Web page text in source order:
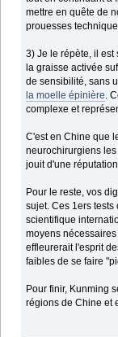
mettre en quête de
prouesses
3) Je le répète, il
la graisse activée
de sensibilité, sans
la moelle épinière .
complexe et
C'est en Chine que
neurochirurgiens
jouit d'une
Pour le reste, vos
sujet. Ces 1ers
scientifique
moyens
effleurerait l'esprit
faibles de se faire
Pour finir, Kunming
régions de Chine et